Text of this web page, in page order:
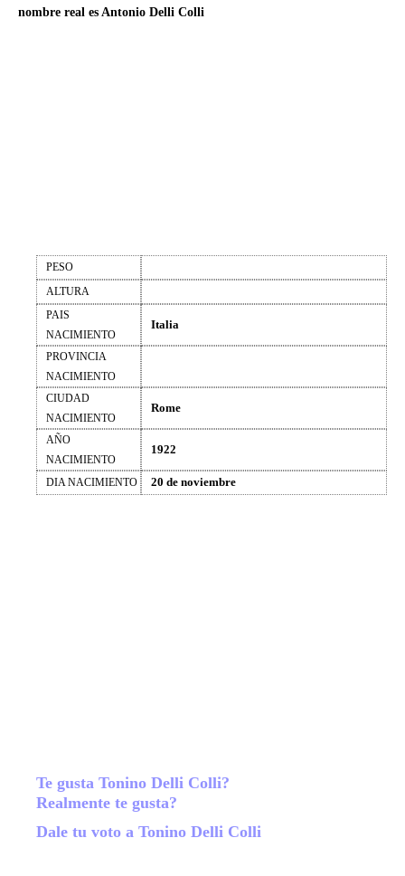
nombre real es Antonio Delli Colli
PESO
ALTURA
PAIS
NACIMIENTO
Italia
PROVINCIA
NACIMIENTO
CIUDAD
NACIMIENTO
Rome
AÑO
NACIMIENTO
1922
DIA NACIMIENTO 20 de noviembre
Te gusta Tonino Delli Colli?
Realmente te gusta?
Dale tu voto a Tonino Delli Colli